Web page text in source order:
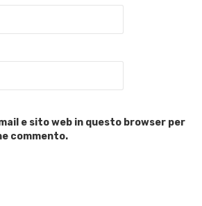
e sito web in questo browser per
commento.